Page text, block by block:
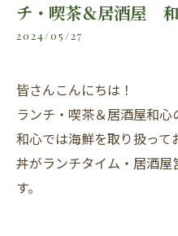
チ・喫茶＆居酒屋
2024/05/27
皆さんこんにちは！
ランチ・喫茶＆居酒屋和心
和心では海鮮を取り扱っ
丼がランチタイム・居酒
す。